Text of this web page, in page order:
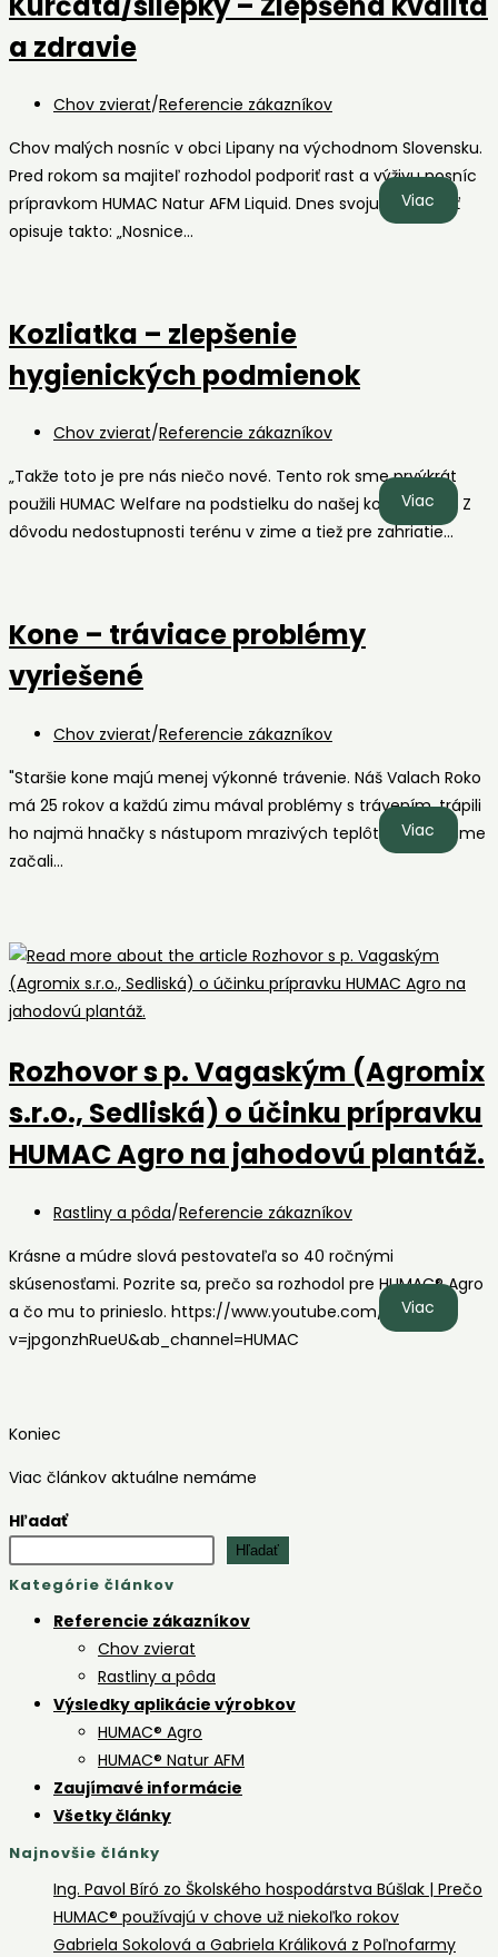
a zdravie
Post
Chov zvierat/Referencie zákazníkov
Chov malých nosníc v obci Lipany na východnom Slovensku.
Pred rokom sa majiteľ rozhodol podporiť rast a výživu nosníc
prípravkom HUMAC Natur AFM Liquid. Dnes svoju skúsenosť
opisuje takto: „Nosnice…
Viac
–
Kozliatka – zlepšenie
hygienických podmienok
Post
Chov zvierat/Referencie zákazníkov
„Takže toto je pre nás niečo nové. Tento rok sme prvýkrát
použili HUMAC Welfare na podstielku do našej kozej stajne. Z
dôvodu nedostupnosti terénu v zime a tiež pre zahriatie…
Viac
–
Kone – tráviace problémy
vyriešené
Post
Chov zvierat/Referencie zákazníkov
"Staršie kone majú menej výkonné trávenie. Náš Valach Roko
má 25 rokov a každú zimu mával problémy s trávením, trápili
ho najmä hnačky s nástupom mrazivých teplôt. Odkedy sme
začali…
Viac Kone
–
Rozhovor s p. Vagaským (Agromix
s.r.o., Sedliská) o účinku prípravku
HUMAC Agro na jahodovú plantáž.
Post
Rastliny a pôda/Referencie zákazníkov
Krásne a múdre slová pestovateľa so 40 ročnými
skúsenosťami. Pozrite sa, prečo sa rozhodol pre HUMAC® Agro
a čo mu to prinieslo. https://www.youtube.com/watch?
v=jpgonzhRueU&ab_channel=HUMAC
Viac
s
Koniec
Viac článkov aktuálne nemáme
Hľadať
Hľadať
Kategórie článkov
Referencie zákazníkov
Chov zvierat
Rastliny a pôda
Výsledky aplikácie výrobkov
HUMAC® Agro
HUMAC® Natur AFM
Zaujímavé informácie
Všetky články
Najnovšie články
Ing. Pavol Bíró zo Školského hospodárstva Búšlak | Prečo
HUMAC® používajú v chove už niekoľko rokov
Gabriela Sokolová a Gabriela Králiková z Poľnofarmy